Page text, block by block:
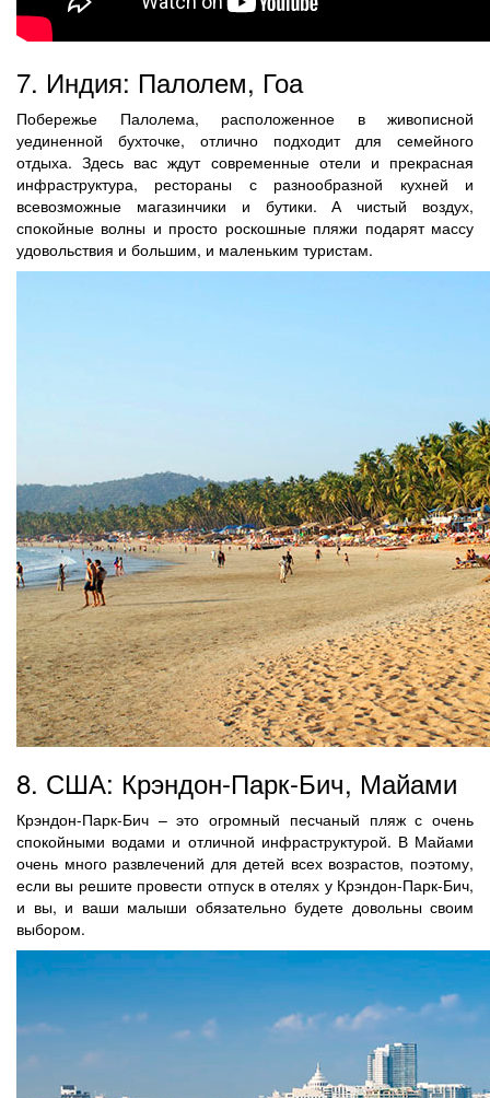
7. Индия: Палолем, Гоа
Побережье Палолема, расположенное в живописной
уединенной бухточке, отлично подходит для семейного
отдыха. Здесь вас ждут современные отели и прекрасная
инфраструктура, рестораны с разнообразной кухней и
всевозможные магазинчики и бутики. А чистый воздух,
спокойные волны и просто роскошные пляжи подарят массу
удовольствия и большим, и маленьким туристам.
8. США: Крэндон-Парк-Бич, Майами
Крэндон-Парк-Бич – это огромный песчаный пляж с очень
спокойными водами и отличной инфраструктурой. В Майами
очень много развлечений для детей всех возрастов, поэтому,
если вы решите провести отпуск в отелях у Крэндон-Парк-Бич,
и вы, и ваши малыши обязательно будете довольны своим
выбором.